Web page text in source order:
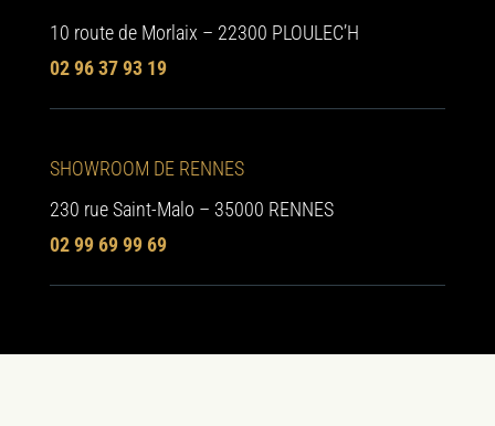
10 route de Morlaix – 22300 PLOULEC’H
02 96 37 93 19
SHOWROOM DE RENNES
230 rue Saint-Malo – 35000 RENNES
02 99 69 99 69